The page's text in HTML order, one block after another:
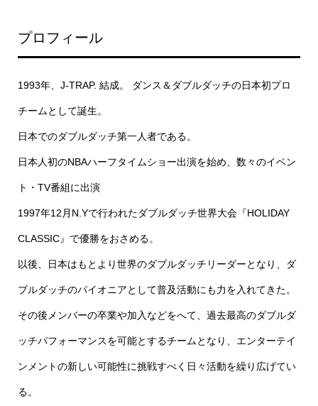
プロフィール
1993年、J-TRAP. 結成。 ダンス＆ダブルダッチの日本初プロ
チームとして誕生。
日本でのダブルダッチ第一人者である。
日本人初のNBAハーフタイムショー出演を始め、数々のイベン
ト・TV番組に出演
1997年12月N.Yで行われたダブルダッチ世界大会『HOLIDAY
CLASSIC』で優勝をおさめる。
以後、日本はもとより世界のダブルダッチリーダーとなり、ダ
ブルダッチのパイオニアとして普及活動にも力を入れてきた。
その後メンバーの卒業や加入などをへて、過去最高のダブルダ
ッチパフォーマンスを可能とするチームとなり、エンターテイ
ンメントの新しい可能性に挑戦すべく日々活動を繰り広げてい
る。